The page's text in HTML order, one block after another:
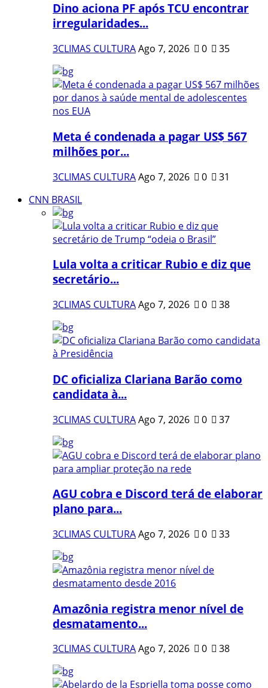
Dino aciona PF após TCU encontrar
irregularidades...
3CLIMAS CULTURAAgo 7, 2026 0 35
Meta é condenada a pagar US$ 567
milhões por...
3CLIMAS CULTURAAgo 7, 2026 0
31
CNN BRASIL
Lula volta a criticar Rubio e diz que
secretário...
3CLIMAS CULTURAAgo 7, 2026 0 38
DC oficializa Clariana Barão como
candidata à...
3CLIMAS CULTURAAgo 7, 2026 0 37
AGU cobra e Discord terá de elaborar
plano para...
3CLIMAS CULTURAAgo 7, 2026 0 33
Amazônia registra menor nível de
desmatamento...
3CLIMAS CULTURAAgo 7, 2026 0 38